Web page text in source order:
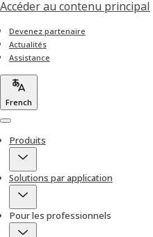
Accéder au contenu principal
Devenez partenaire
Actualités
Assistance
French
Menu
Produits
Solutions par application
Pour les professionnels